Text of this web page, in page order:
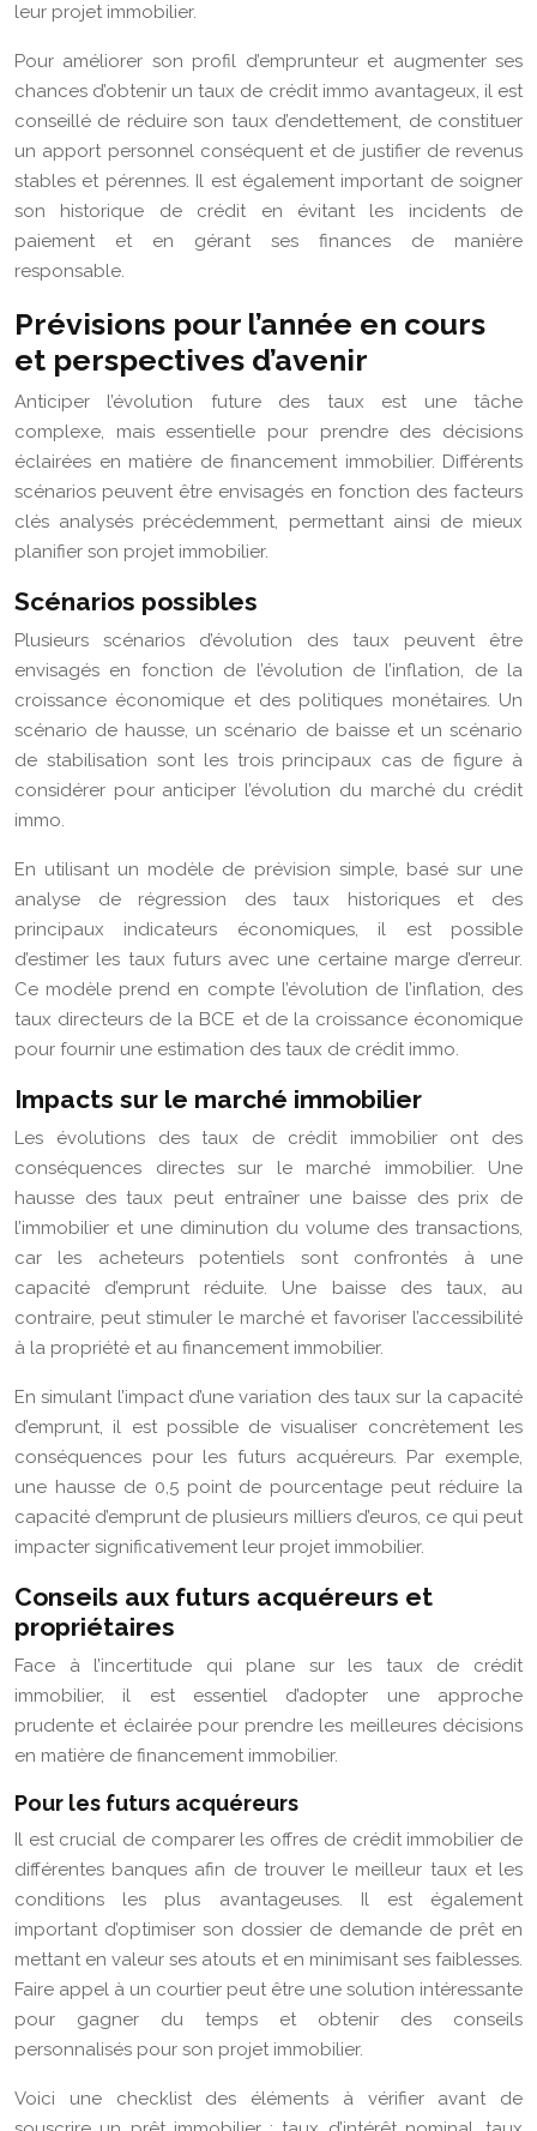
leur projet immobilier.
Pour améliorer son profil d’emprunteur et augmenter ses
chances d’obtenir un taux de crédit immo avantageux, il est
conseillé de réduire son taux d’endettement, de constituer
un apport personnel conséquent et de justifier de revenus
stables et pérennes. Il est également important de soigner
son historique de crédit en évitant les incidents de
paiement et en gérant ses finances de manière
responsable.
Prévisions pour l’année en cours
et perspectives d’avenir
Anticiper l’évolution future des taux est une tâche
complexe, mais essentielle pour prendre des décisions
éclairées en matière de financement immobilier. Différents
scénarios peuvent être envisagés en fonction des facteurs
clés analysés précédemment, permettant ainsi de mieux
planifier son projet immobilier.
Scénarios possibles
Plusieurs scénarios d’évolution des taux peuvent être
envisagés en fonction de l’évolution de l’inflation, de la
croissance économique et des politiques monétaires. Un
scénario de hausse, un scénario de baisse et un scénario
de stabilisation sont les trois principaux cas de figure à
considérer pour anticiper l’évolution du marché du crédit
immo.
En utilisant un modèle de prévision simple, basé sur une
analyse de régression des taux historiques et des
principaux indicateurs économiques, il est possible
d’estimer les taux futurs avec une certaine marge d’erreur.
Ce modèle prend en compte l’évolution de l’inflation, des
taux directeurs de la BCE et de la croissance économique
pour fournir une estimation des taux de crédit immo.
Impacts sur le marché immobilier
Les évolutions des taux de crédit immobilier ont des
conséquences directes sur le marché immobilier. Une
hausse des taux peut entraîner une baisse des prix de
l’immobilier et une diminution du volume des transactions,
car les acheteurs potentiels sont confrontés à une
capacité d’emprunt réduite. Une baisse des taux, au
contraire, peut stimuler le marché et favoriser l’accessibilité
à la propriété et au financement immobilier.
En simulant l’impact d’une variation des taux sur la capacité
d’emprunt, il est possible de visualiser concrètement les
conséquences pour les futurs acquéreurs. Par exemple,
une hausse de 0,5 point de pourcentage peut réduire la
capacité d’emprunt de plusieurs milliers d’euros, ce qui peut
impacter significativement leur projet immobilier.
Conseils aux futurs acquéreurs et
propriétaires
Face à l’incertitude qui plane sur les taux de crédit
immobilier, il est essentiel d’adopter une approche
prudente et éclairée pour prendre les meilleures décisions
en matière de financement immobilier.
Pour les futurs acquéreurs
Il est crucial de comparer les offres de crédit immobilier de
différentes banques afin de trouver le meilleur taux et les
conditions les plus avantageuses. Il est également
important d’optimiser son dossier de demande de prêt en
mettant en valeur ses atouts et en minimisant ses faiblesses.
Faire appel à un courtier peut être une solution intéressante
pour gagner du temps et obtenir des conseils
personnalisés pour son projet immobilier.
Voici une checklist des éléments à vérifier avant de